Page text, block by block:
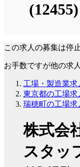
(12455)
この求人の募集は停
お手数ですが他の求
工場・製造業求
東京都の工場求
瑞穂町の工場求
株式会
スタッ